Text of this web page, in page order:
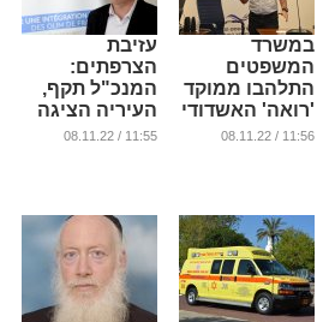
במשרד
המשפטים
התלהבו ממוקד
'רואה' האשדודי
...
11:56 / 08.11.22
עזיבת
הצרפתים:
המנכ"ל תקף,
העיריה הציגה
עשיה
11:55 / 08.11.22